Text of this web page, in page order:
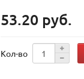
53.20 руб.
Кол-во